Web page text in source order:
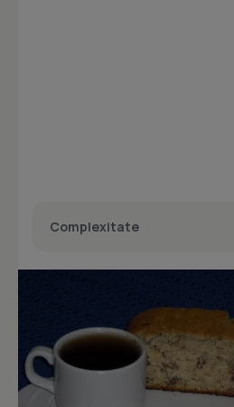
Complexitate